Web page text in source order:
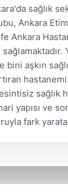
sağlık
Ankara
Ankara
bini aşkın
sağlık
yapısı ve
fark